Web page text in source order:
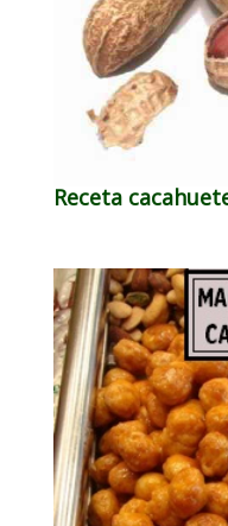
Receta